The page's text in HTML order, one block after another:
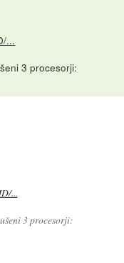
...
3 procesorji:
...
3 procesorji: